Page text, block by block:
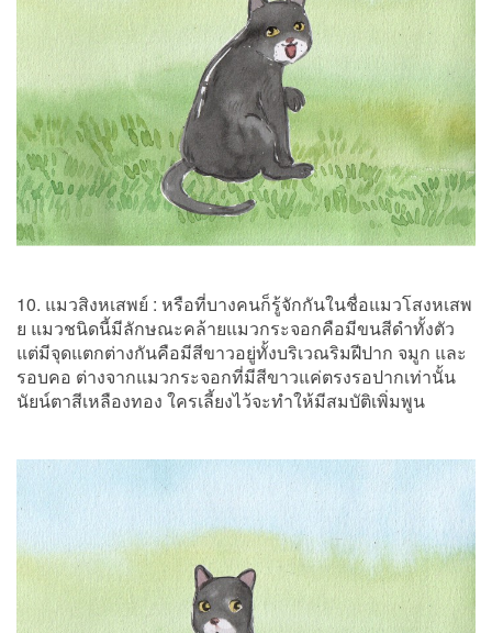
10. แมวสิงหเสพย์ : หรือที่บางคนก็รู้จักกันในชื่อแมวโสงหเสพ
ย แมวชนิดนี้มีลักษณะคล้ายแมวกระจอกคือมีขนสีดำทั้งตัว
แต่มีจุดแตกต่างกันคือมีสีขาวอยู่ทั้งบริเวณริมฝีปาก จมูก และ
รอบคอ ต่างจากแมวกระจอกที่มีสีขาวแค่ตรงรอปากเท่านั้น
นัยน์ตาสีเหลืองทอง ใครเลี้ยงไว้จะทำให้มีสมบัติเพิ่มพูน